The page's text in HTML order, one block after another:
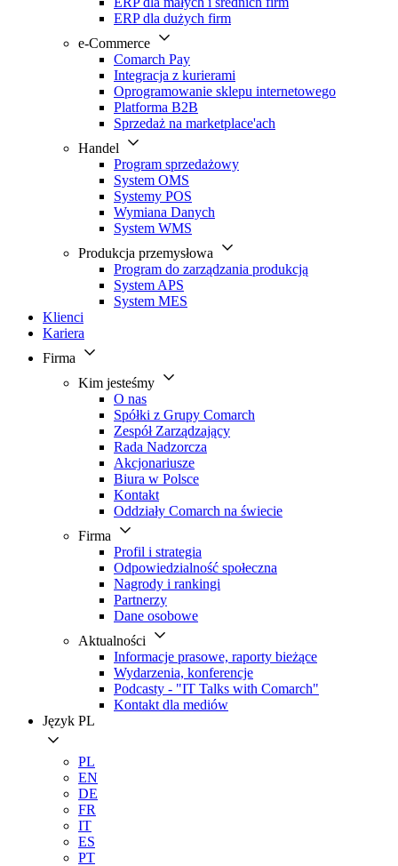
ERP dla dużych firm
e-Commerce
Comarch Pay
Integracja z kurierami
Oprogramowanie sklepu internetowego
Platforma B2B
Sprzedaż na marketplace'ach
Handel
Program sprzedażowy
System OMS
Systemy POS
Wymiana Danych
System WMS
Produkcja przemysłowa
Program do zarządzania produkcją
System APS
System MES
Klienci
Kariera
Firma
Kim jesteśmy
O nas
Spółki z Grupy Comarch
Zespół Zarządzający
Rada Nadzorcza
Akcjonariusze
Biura w Polsce
Kontakt
Oddziały Comarch na świecie
Firma
Profil i strategia
Odpowiedzialność społeczna
Nagrody i rankingi
Partnerzy
Dane osobowe
Aktualności
Informacje prasowe, raporty bieżące
Wydarzenia, konferencje
Podcasty - "IT Talks with Comarch"
Kontakt dla mediów
Język PL
PL
EN
DE
FR
IT
ES
PT